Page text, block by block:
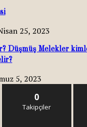
25, 2023
Düşmüş Melekler
5, 2023
0
Takipçiler